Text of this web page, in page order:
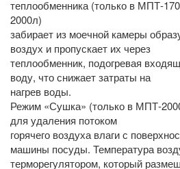
теплообменника (только в МПТ-
2000л)
забирает из моечной камеры
воздух и пропускает их через
теплообменник, подогревая
воду, что снижает затраты на
нагрев воды.
Режим «Сушка» (только в МПТ-
для удаления потоком
горячего воздуха влаги с
машины посуды. Температура
терморегулятором, который